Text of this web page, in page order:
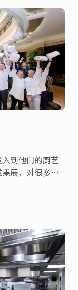
到他们的厨艺
展，对很多蓝